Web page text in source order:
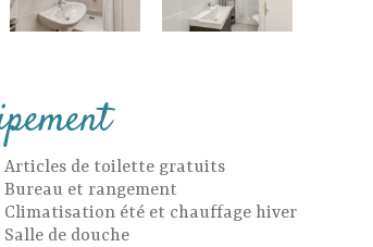
Articles de toilette gratuits
Bureau et rangement
Climatisation été et chauffage hiver
Salle de douche